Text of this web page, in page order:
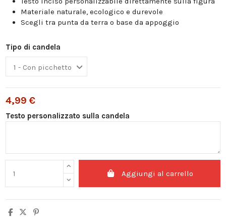
Materiale naturale, ecologico e durevole
Scegli tra punta da terra o base da appoggio
Tipo di candela
4,99 €
Testo personalizzato sulla candela
Aggiungi al carrello